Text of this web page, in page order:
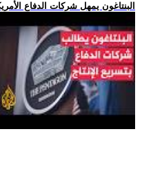
.. البنتاغون يمهل شركات الدفاع الأمريكية 21 يوما لتقديم